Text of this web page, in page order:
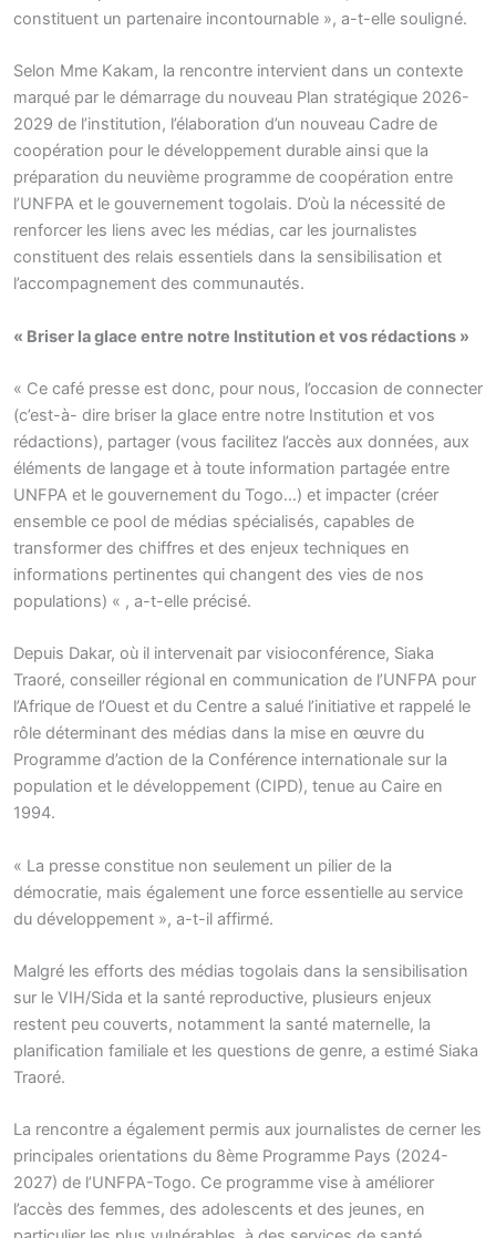
constituent un partenaire incontournable », a-t-elle souligné.
Selon Mme Kakam, la rencontre intervient dans un contexte
marqué par le démarrage du nouveau Plan stratégique 2026-
2029 de l’institution, l’élaboration d’un nouveau Cadre de
coopération pour le développement durable ainsi que la
préparation du neuvième programme de coopération entre
l’UNFPA et le gouvernement togolais. D’où la nécessité de
renforcer les liens avec les médias, car les journalistes
constituent des relais essentiels dans la sensibilisation et
l’accompagnement des communautés.
« Briser la glace entre notre Institution et vos rédactions »
« Ce café presse est donc, pour nous, l’occasion de connecter
(c’est-à- dire briser la glace entre notre Institution et vos
rédactions), partager (vous facilitez l’accès aux données, aux
éléments de langage et à toute information partagée entre
UNFPA et le gouvernement du Togo…) et impacter (créer
ensemble ce pool de médias spécialisés, capables de
transformer des chiffres et des enjeux techniques en
informations pertinentes qui changent des vies de nos
populations) « , a-t-elle précisé.
Depuis Dakar, où il intervenait par visioconférence, Siaka
Traoré, conseiller régional en communication de l’UNFPA pour
l’Afrique de l’Ouest et du Centre a salué l’initiative et rappelé le
rôle déterminant des médias dans la mise en œuvre du
Programme d’action de la Conférence internationale sur la
population et le développement (CIPD), tenue au Caire en
1994.
« La presse constitue non seulement un pilier de la
démocratie, mais également une force essentielle au service
du développement », a-t-il affirmé.
Malgré les efforts des médias togolais dans la sensibilisation
sur le VIH/Sida et la santé reproductive, plusieurs enjeux
restent peu couverts, notamment la santé maternelle, la
planification familiale et les questions de genre, a estimé Siaka
Traoré.
La rencontre a également permis aux journalistes de cerner les
principales orientations du 8ème Programme Pays (2024-
2027) de l’UNFPA-Togo. Ce programme vise à améliorer
l’accès des femmes, des adolescents et des jeunes, en